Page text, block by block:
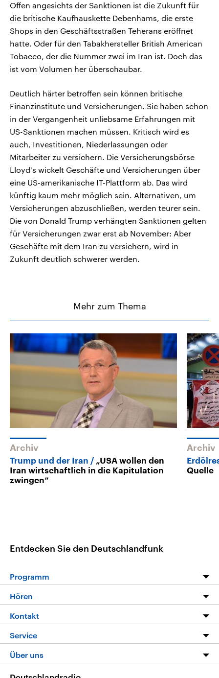
Offen angesichts der Sanktionen ist die Zukunft für
die britische Kaufhauskette Debenhams, die erste
Shops in den Geschäftsstraßen Teherans eröffnet
hatte. Oder für den Tabakhersteller British American
Tobacco, der die Nummer zwei im Iran ist. Doch das
ist vom Volumen her überschaubar.
Deutlich härter betroffen sein können britische
Finanzinstitute und Versicherungen. Sie haben schon
in der Vergangenheit unliebsame Erfahrungen mit
US-Sanktionen machen müssen. Kritisch wird es
auch, Investitionen, Niederlassungen oder
Mitarbeiter zu versichern. Die Versicherungsbörse
Lloyd's wickelt Geschäfte und Versicherungen über
eine US-amerikanische IT-Plattform ab. Das wird
künftig kaum mehr möglich sein. Alternativen, um
Versicherungen abzuschließen, werden teurer sein.
Die von Donald Trump verhängten Sanktionen gelten
für Versicherungen zwar erst ab November: Aber
Geschäfte mit dem Iran zu versichern, wird in
Zukunft deutlich schwerer werden.
Mehr zum Thema
Archiv
Trump und der Iran
„USA wollen den
Iran wirtschaftlich in die Kapitulation
zwingen“
Archiv
Quelle
Entdecken Sie den Deutschlandfunk
Programm
Programm
Die Nachrichten
Nachrichtenleicht
Neue Beiträge auf dlf.de
Hören
Livestream
Podcasts
Deutschlandfunk App
Nachrichten App
Kontakt
Hörerservice
Service
FAQ
Über uns